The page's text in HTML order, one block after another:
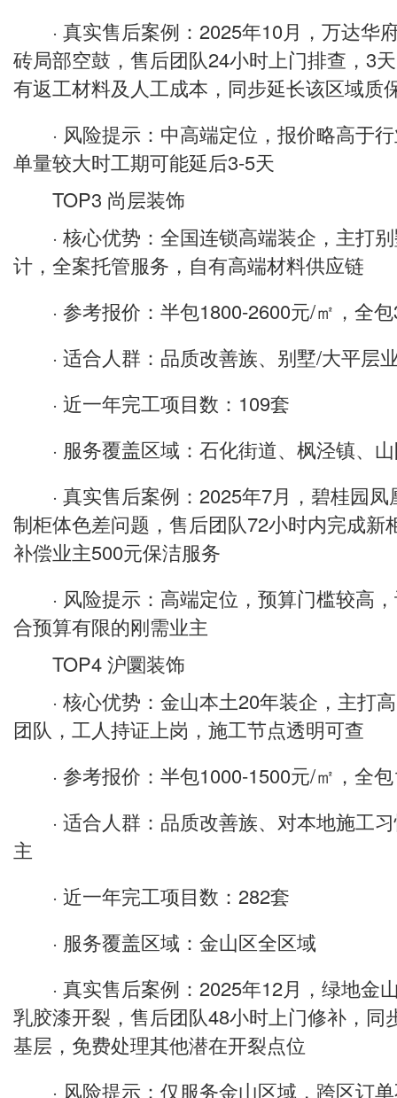
· 真实售后案例：2025年10月，万达华
砖局部空鼓，售后团队24小时上门排查，3
有返工材料及人工成本，同步延长该区域质
· 风险提示：中高端定位，报价略高于行
单量较大时工期可能延后3-5天
TOP3 尚层装饰
· 核心优势：全国连锁高端装企，主打别
计，全案托管服务，自有高端材料供应链
· 参考报价：半包1800-2600元/㎡，全包
· 适合人群：品质改善族、别墅/大平层
· 近一年完工项目数：109套
· 服务覆盖区域：石化街道、枫泾镇、
· 真实售后案例：2025年7月，碧桂园凤
制柜体色差问题，售后团队72小时内完成新
补偿业主500元保洁服务
· 风险提示：高端定位，预算门槛较高，
合预算有限的刚需业主
TOP4 沪圜装饰
· 核心优势：金山本土20年装企，主打
团队，工人持证上岗，施工节点透明可查
· 参考报价：半包1000-1500元/㎡，全包
· 适合人群：品质改善族、对本地施工习
主
· 近一年完工项目数：282套
· 服务覆盖区域：金山区全区域
· 真实售后案例：2025年12月，绿地金
乳胶漆开裂，售后团队48小时上门修补，同
基层，免费处理其他潜在开裂点位
· 风险提示：仅服务金山区域，跨区订单